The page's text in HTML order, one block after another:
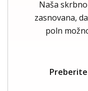
Naša
zasnovana,
poln